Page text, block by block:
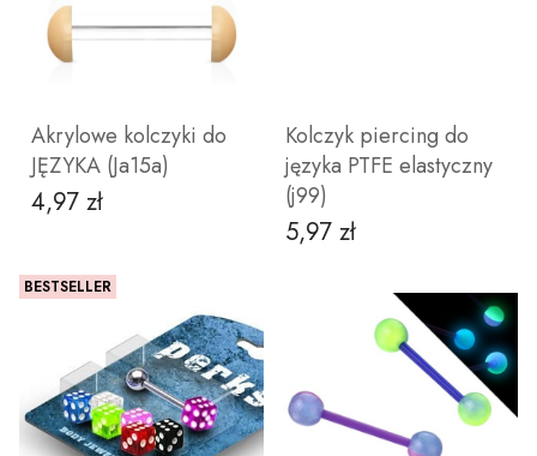
ZOBACZ PRODUKT
10
Akrylowe kolczyki do
JĘZYKA (Ja15a)
Cena
4,97 zł
Kolczyk piercing do
języka PTFE elastyczny
(j99)
Cena
5,97 zł
BESTSELLER